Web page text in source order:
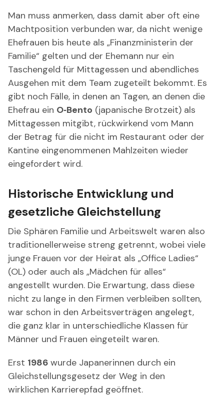
Man muss anmerken, dass damit aber oft eine
Machtposition verbunden war, da nicht wenige
Ehefrauen bis heute als „Finanzministerin der
Familie“ gelten und der Ehemann nur ein
Taschengeld für Mittagessen und abendliches
Ausgehen mit dem Team zugeteilt bekommt. Es
gibt noch Fälle, in denen an Tagen, an denen die
Ehefrau ein O‑Bento (japanische Brotzeit) als
Mittagessen mitgibt, rückwirkend vom Mann
der Betrag für die nicht im Restaurant oder der
Kantine eingenommenen Mahlzeiten wieder
eingefordert wird.
Historische Entwicklung und
gesetzliche Gleichstellung
Die Sphären Familie und Arbeitswelt waren also
traditionellerweise streng getrennt, wobei viele
junge Frauen vor der Heirat als „Office Ladies“
(OL) oder auch als „Mädchen für alles“
angestellt wurden. Die Erwartung, dass diese
nicht zu lange in den Firmen verbleiben sollten,
war schon in den Arbeitsverträgen angelegt,
die ganz klar in unterschiedliche Klassen für
Männer und Frauen eingeteilt waren.
Erst 1986 wurde Japanerinnen durch ein
Gleichstellungsgesetz der Weg in den
wirklichen Karrierepfad geöffnet.